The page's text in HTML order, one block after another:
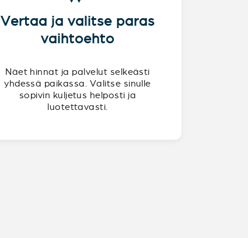
Vertaa ja valitse paras
vaihtoehto
Näet hinnat ja palvelut selkeästi
yhdessä paikassa. Valitse sinulle
sopivin kuljetus helposti ja
luotettavasti.